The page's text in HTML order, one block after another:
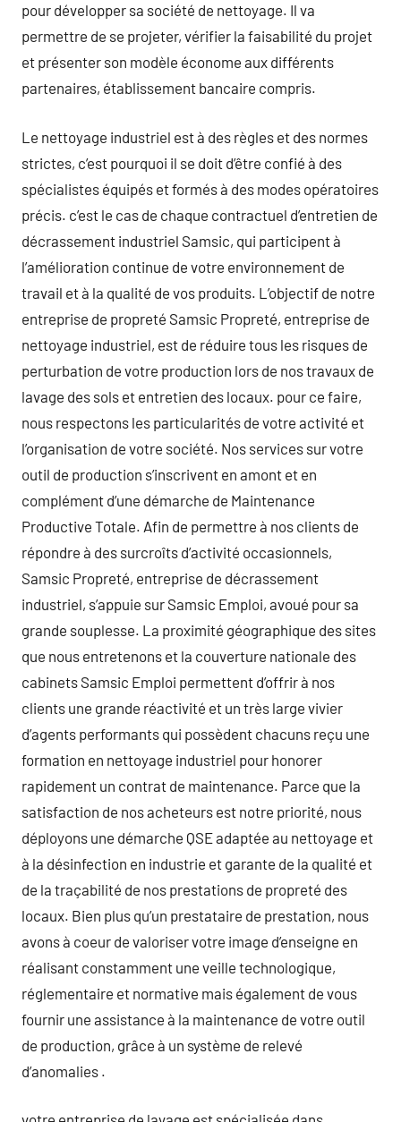
pour développer sa société de nettoyage. Il va
permettre de se projeter, vérifier la faisabilité du projet
et présenter son modèle économe aux différents
partenaires, établissement bancaire compris.
Le nettoyage industriel est à des règles et des normes
strictes, c’est pourquoi il se doit d’être confié à des
spécialistes équipés et formés à des modes opératoires
précis. c’est le cas de chaque contractuel d’entretien de
décrassement industriel Samsic, qui participent à
l’amélioration continue de votre environnement de
travail et à la qualité de vos produits. L’objectif de notre
entreprise de propreté Samsic Propreté, entreprise de
nettoyage industriel, est de réduire tous les risques de
perturbation de votre production lors de nos travaux de
lavage des sols et entretien des locaux. pour ce faire,
nous respectons les particularités de votre activité et
l’organisation de votre société. Nos services sur votre
outil de production s’inscrivent en amont et en
complément d’une démarche de Maintenance
Productive Totale. Afin de permettre à nos clients de
répondre à des surcroîts d’activité occasionnels,
Samsic Propreté, entreprise de décrassement
industriel, s’appuie sur Samsic Emploi, avoué pour sa
grande souplesse. La proximité géographique des sites
que nous entretenons et la couverture nationale des
cabinets Samsic Emploi permettent d’offrir à nos
clients une grande réactivité et un très large vivier
d’agents performants qui possèdent chacuns reçu une
formation en nettoyage industriel pour honorer
rapidement un contrat de maintenance. Parce que la
satisfaction de nos acheteurs est notre priorité, nous
déployons une démarche QSE adaptée au nettoyage et
à la désinfection en industrie et garante de la qualité et
de la traçabilité de nos prestations de propreté des
locaux. Bien plus qu’un prestataire de prestation, nous
avons à coeur de valoriser votre image d’enseigne en
réalisant constamment une veille technologique,
réglementaire et normative mais également de vous
fournir une assistance à la maintenance de votre outil
de production, grâce à un système de relevé
d’anomalies .